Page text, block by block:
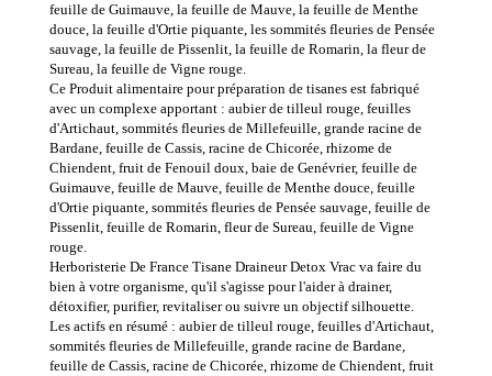
feuille de Guimauve, la feuille de Mauve, la feuille de Menthe
douce, la feuille d'Ortie piquante, les sommités fleuries de Pensée
sauvage, la feuille de Pissenlit, la feuille de Romarin, la fleur de
Sureau, la feuille de Vigne rouge.
Ce Produit alimentaire pour préparation de tisanes est fabriqué
avec un complexe apportant : aubier de tilleul rouge, feuilles
d'Artichaut, sommités fleuries de Millefeuille, grande racine de
Bardane, feuille de Cassis, racine de Chicorée, rhizome de
Chiendent, fruit de Fenouil doux, baie de Genévrier, feuille de
Guimauve, feuille de Mauve, feuille de Menthe douce, feuille
d'Ortie piquante, sommités fleuries de Pensée sauvage, feuille de
Pissenlit, feuille de Romarin, fleur de Sureau, feuille de Vigne
rouge.
Herboristerie De France Tisane Draineur Detox Vrac va faire du
bien à votre organisme, qu'il s'agisse pour l'aider à drainer,
détoxifier, purifier, revitaliser ou suivre un objectif silhouette.
Les actifs en résumé : aubier de tilleul rouge, feuilles d'Artichaut,
sommités fleuries de Millefeuille, grande racine de Bardane,
feuille de Cassis, racine de Chicorée, rhizome de Chiendent, fruit